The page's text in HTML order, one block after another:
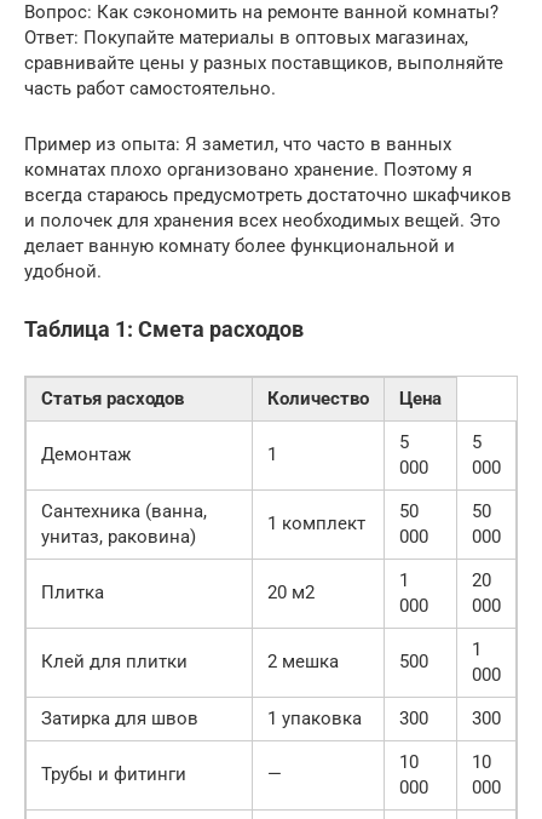
Вопрос: Как сэкономить на ремонте ванной комнаты?
Ответ: Покупайте материалы в оптовых магазинах,
сравнивайте цены у разных поставщиков, выполняйте
часть работ самостоятельно.
Пример из опыта: Я заметил, что часто в ванных
комнатах плохо организовано хранение. Поэтому я
всегда стараюсь предусмотреть достаточно шкафчиков
и полочек для хранения всех необходимых вещей. Это
делает ванную комнату более функциональной и
удобной.
Таблица 1: Смета расходов
Статья расходов Количество Цена
Демонтаж 1
5
000
5
000
Сантехника (ванна,
унитаз, раковина)
1 комплект
50
000
50
000
Плитка 20 м2
1
000
20
000
Клей для плитки 2 мешка 500
1
000
Затирка для швов
1 упаковка 300 300
Трубы и фитинги —
10
000
10
000